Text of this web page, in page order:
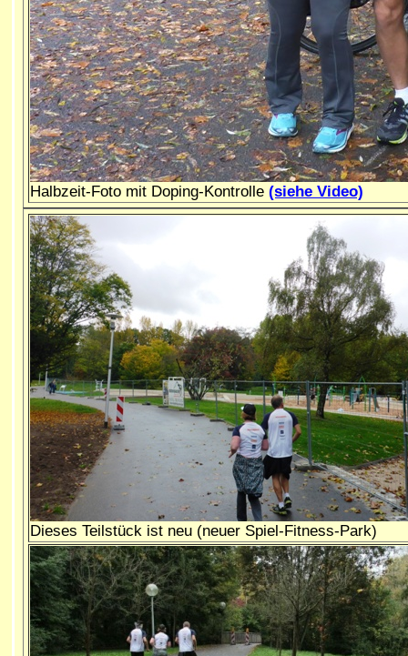
Halbzeit-Foto mit Doping-Kontrolle (siehe Video)
Dieses Teilstück ist neu (neuer Spiel-Fitness-Park)